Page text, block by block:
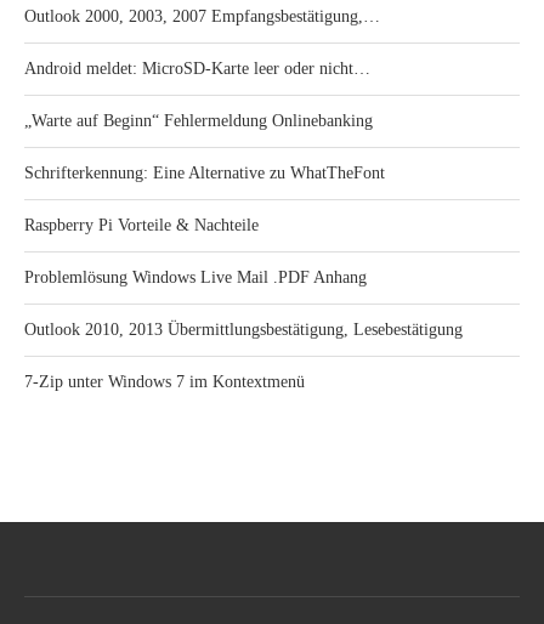
Outlook 2000, 2003, 2007 Empfangsbestätigung,…
Android meldet: MicroSD-Karte leer oder nicht…
„Warte auf Beginn“ Fehlermeldung Onlinebanking
Schrifterkennung: Eine Alternative zu WhatTheFont
Raspberry Pi Vorteile & Nachteile
Problemlösung Windows Live Mail .PDF Anhang
Outlook 2010, 2013 Übermittlungsbestätigung, Lesebestätigung
7-Zip unter Windows 7 im Kontextmenü